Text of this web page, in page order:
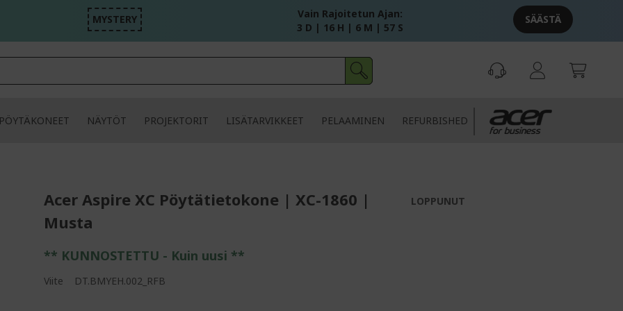
MYSTERY
Vain Rajoitetun Ajan:
3 D | 16 H | 6 M | 56 S
SÄÄSTÄ
PÖYTÄKONEET NÄYTÖT PROJEKTORIT LISÄTARVIKKEET PELAAMINEN REFURBISHED
Acer Aspire XC Pöytätietokone | XC-1860 |
Musta
** KUNNOSTETTU - Kuin uusi **
Viite DT.BMYEH.002_RFB
LOPPUNUT